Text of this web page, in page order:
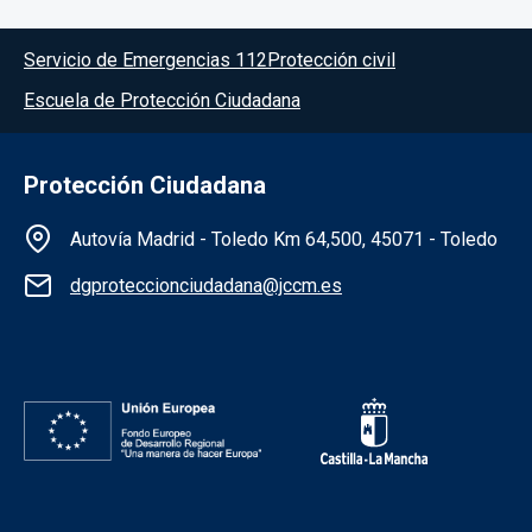
Menú del pie
Servicio de Emergencias 112Protección civil
Escuela de Protección Ciudadana
Protección Ciudadana
Información de la institución
Autovía Madrid - Toledo Km 64,500, 45071 - Toledo
dgproteccionciudadana@jccm.es